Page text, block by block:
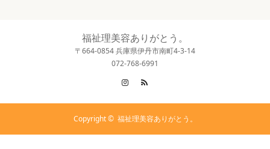
福祉理美容ありがとう。
〒664-0854 兵庫県伊丹市南町4-3-14
072-768-6991
Instagram
Copyright © 福祉理美容ありがとう。